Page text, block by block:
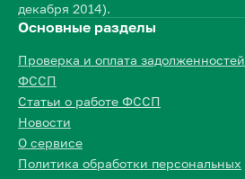
декабря 2014).
Основные разделы
Проверка и оплата задолженностей
ФССП
Статьи о работе ФССП
Новости
О сервисе
Политика обработки персональных